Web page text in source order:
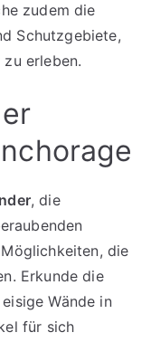
zudem die
Schutzgebiete,
erleben.
, die
die
Erkunde die
Wände in
für sich